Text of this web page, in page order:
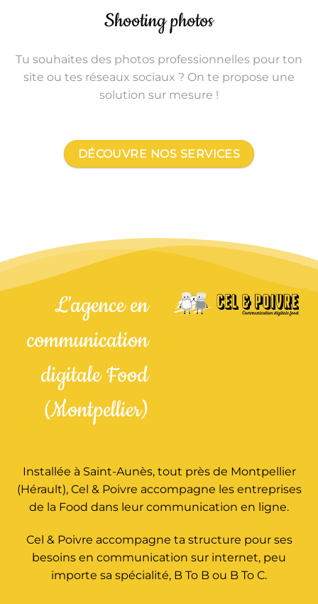
Shooting photos
Tu souhaites des photos professionnelles pour ton
site ou tes réseaux sociaux ? On te propose une
solution sur mesure !
DÉCOUVRE NOS SERVICES
L’agence en
communication
digitale Food
(Montpellier)
Installée à Saint-Aunès, tout près de Montpellier
(Hérault), Cel & Poivre accompagne les entreprises
de la Food dans leur communication en ligne.
Cel & Poivre accompagne ta structure pour ses
besoins en communication sur internet, peu
importe sa spécialité, B To B ou B To C.